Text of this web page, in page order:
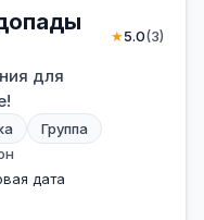
★5.0(3)
для
Группа
дата